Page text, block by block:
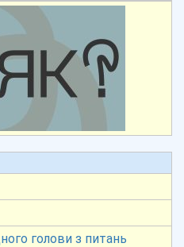
голови з питань